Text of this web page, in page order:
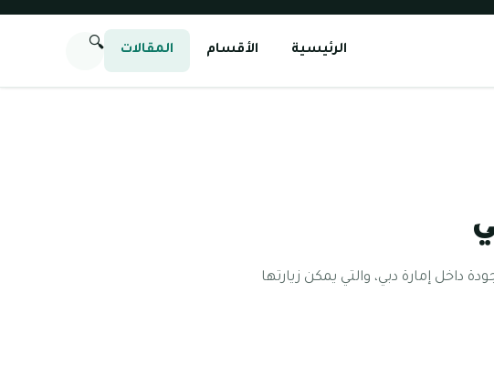
الرئيسية الأقسام المقالات 🔍
داخل إمارة دبي، والتي يمكن زيارتها